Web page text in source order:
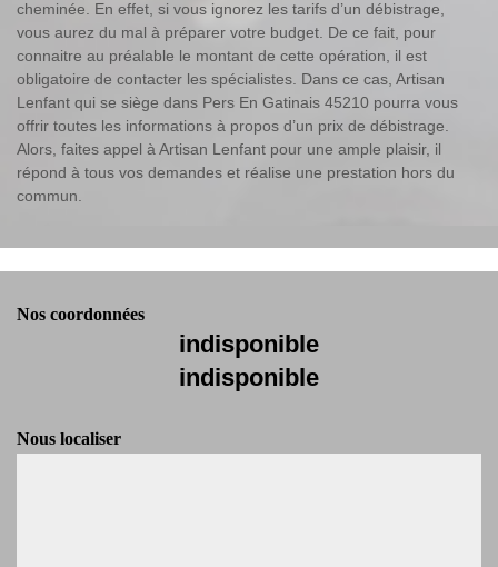
cheminée. En effet, si vous ignorez les tarifs d’un débistrage,
vous aurez du mal à préparer votre budget. De ce fait, pour
connaitre au préalable le montant de cette opération, il est
obligatoire de contacter les spécialistes. Dans ce cas, Artisan
Lenfant qui se siège dans Pers En Gatinais 45210 pourra vous
offrir toutes les informations à propos d’un prix de débistrage.
Alors, faites appel à Artisan Lenfant pour une ample plaisir, il
répond à tous vos demandes et réalise une prestation hors du
commun.
Nos coordonnées
indisponible
indisponible
Nous localiser